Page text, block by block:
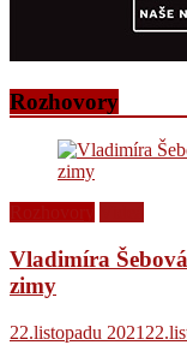
Rozhovory
Vladimíra
zimy
22.listopadu 2021